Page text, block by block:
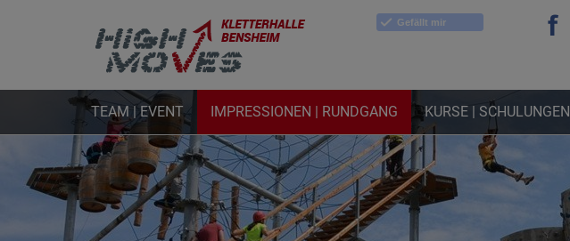
Gefällt mir
TEAM | EVENT IMPRESSIONEN | RUNDGANG KURSE | SCHULUNGEN